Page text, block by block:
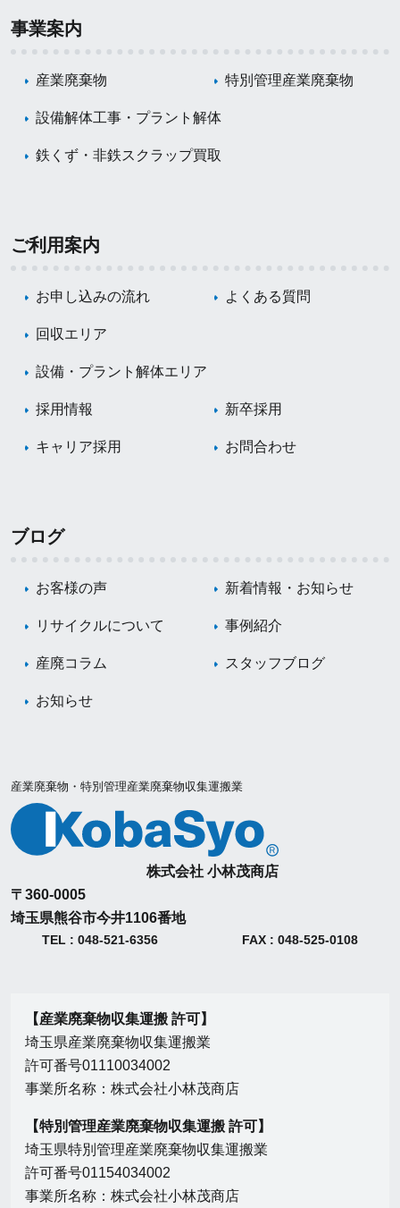
事業案内
産業廃棄物 特別管理産業廃棄物
設備解体工事・プラント解体
鉄くず・非鉄スクラップ買取
ご利用案内
お申し込みの流れ よくある質問
回収エリア
設備・プラント解体エリア
採用情報 新卒採用
キャリア採用 お問合わせ
ブログ
お客様の声 新着情報・お知らせ
リサイクルについて 事例紹介
産廃コラム スタッフブログ
お知らせ
産業廃棄物・特別管理産業廃棄物収集運搬業
株式会社 小林茂商店
〒360-0005
埼玉県熊谷市今井1106番地
TEL : 048-521-6356 FAX : 048-525-0108
【産業廃棄物収集運搬 許可】
埼玉県産業廃棄物収集運搬業
許可番号01110034002
事業所名称：株式会社小林茂商店
【特別管理産業廃棄物収集運搬 許可】
埼玉県特別管理産業廃棄物収集運搬業
許可番号01154034002
事業所名称：株式会社小林茂商店